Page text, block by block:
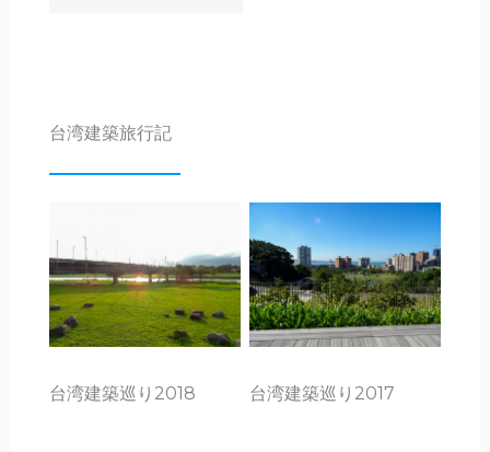
台湾建築旅行記
台湾建築巡り2018 台湾建築巡り2017